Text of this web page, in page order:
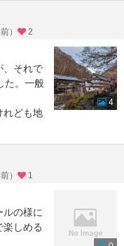
） 2
、それで
た。一般
れども地
4
） 1
の様に
しめる